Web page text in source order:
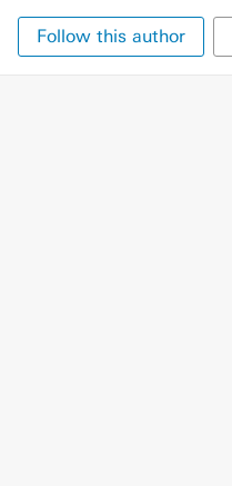
Follow this author